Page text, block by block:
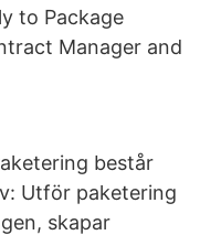
to Package
Manager and
består
Utför paketering
skapar